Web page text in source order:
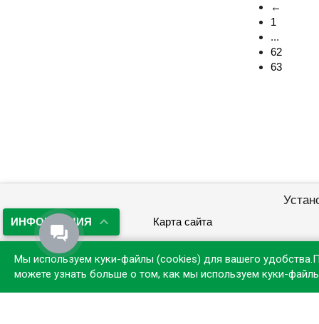
←
1
...
62
63
ИНФОРМАЦИЯ Карта сайта
Мы используем куки-файлы (cookies) для вашего
можете узнать больше о том, как мы используем куки-